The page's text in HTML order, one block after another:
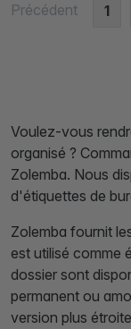
Précédent 1
Voulez-vous
organisé ?
Zolemba. Nous
d'étiquettes de
Zolemba fournit
est utilisé comme
dossier sont
permanent ou
version plus